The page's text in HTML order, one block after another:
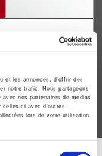
et les annonces, d'offrir des
notre trafic. Nous partageons
nos partenaires de médias
celles-ci avec d'autres
lors de votre utilisation